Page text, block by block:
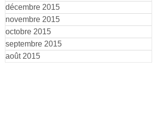
décembre 2015
novembre 2015
octobre 2015
septembre 2015
août 2015